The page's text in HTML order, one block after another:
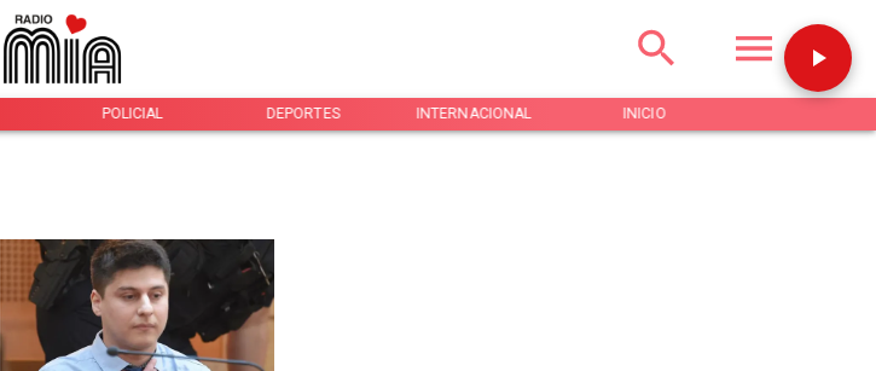
POLICIAL DEPORTES INTERNACIONAL INICIO